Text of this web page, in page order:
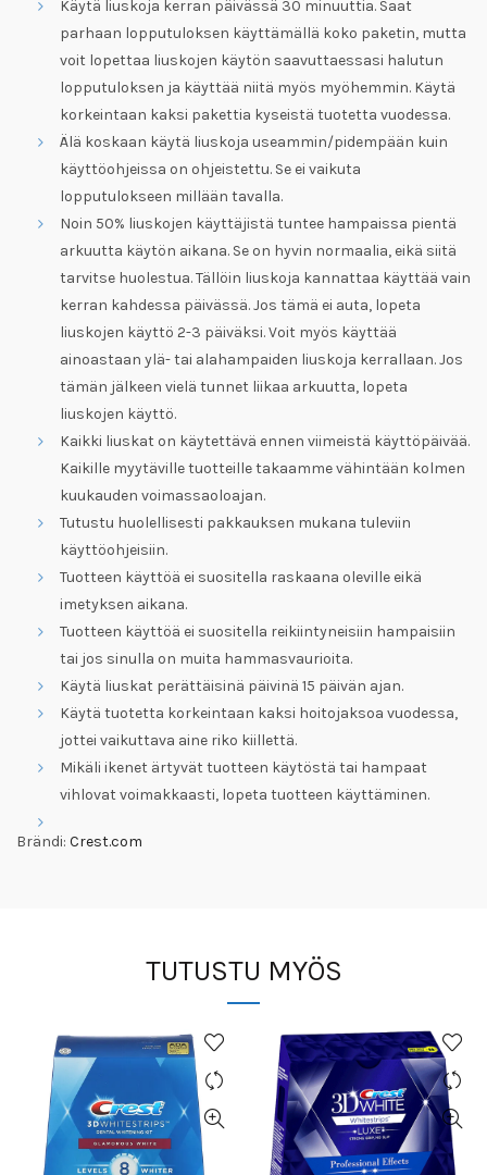
Käytä liuskoja kerran päivässä 30 minuuttia. Saat
parhaan lopputuloksen käyttämällä koko paketin, mutta
voit lopettaa liuskojen käytön saavuttaessasi halutun
lopputuloksen ja käyttää niitä myös myöhemmin. Käytä
korkeintaan kaksi pakettia kyseistä tuotetta vuodessa.
Älä koskaan käytä liuskoja useammin/pidempään kuin
käyttöohjeissa on ohjeistettu. Se ei vaikuta
lopputulokseen millään tavalla.
Noin 50% liuskojen käyttäjistä tuntee hampaissa pientä
arkuutta käytön aikana. Se on hyvin normaalia, eikä siitä
tarvitse huolestua. Tällöin liuskoja kannattaa käyttää vain
kerran kahdessa päivässä. Jos tämä ei auta, lopeta
liuskojen käyttö 2-3 päiväksi. Voit myös käyttää
ainoastaan ylä- tai alahampaiden liuskoja kerrallaan. Jos
tämän jälkeen vielä tunnet liikaa arkuutta, lopeta
liuskojen käyttö.
Kaikki liuskat on käytettävä ennen viimeistä käyttöpäivää.
Kaikille myytäville tuotteille takaamme vähintään kolmen
kuukauden voimassaoloajan.
Tutustu huolellisesti pakkauksen mukana tuleviin
käyttöohjeisiin.
Tuotteen käyttöä ei suositella raskaana oleville eikä
imetyksen aikana.
Tuotteen käyttöä ei suositella reikiintyneisiin hampaisiin
tai jos sinulla on muita hammasvaurioita.
Käytä liuskat perättäisinä päivinä 15 päivän ajan.
Käytä tuotetta korkeintaan kaksi hoitojaksoa vuodessa,
jottei vaikuttava aine riko kiillettä.
Mikäli ikenet ärtyvät tuotteen käytöstä tai hampaat
vihlovat voimakkaasti, lopeta tuotteen käyttäminen.
Brändi: Crest.com
TUTUSTU MYÖS